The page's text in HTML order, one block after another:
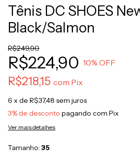
Tênis DC SHOES
Black/Salmon
R$249,90
R$224,90 10% OFF
R$218,15 com Pix
6 x de R$37,48 sem juros
3% de desconto pagando com Pix
Ver mais detalhes
Tamanho: 35